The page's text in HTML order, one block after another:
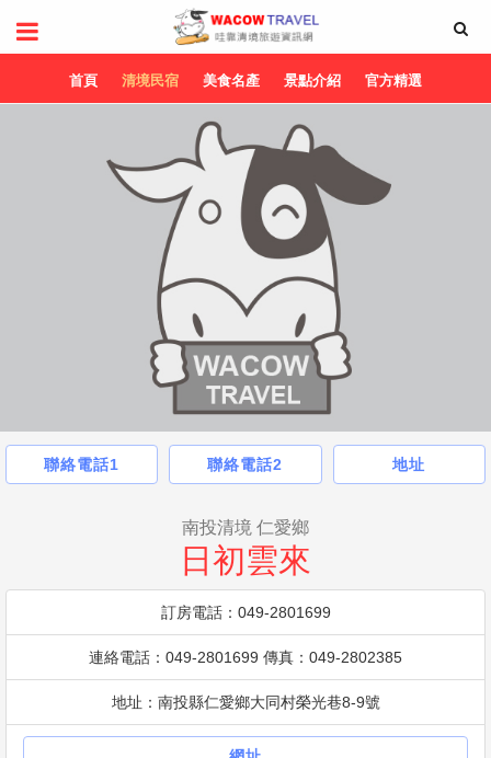
首頁 清境民宿 美食名產 景點介紹 官方精選
聯絡電話1 聯絡電話2 地址
南投清境 仁愛鄉
日初雲來
訂房電話：049-2801699
連絡電話：049-2801699 傳真：049-2802385
地址：南投縣仁愛鄉大同村榮光巷8-9號